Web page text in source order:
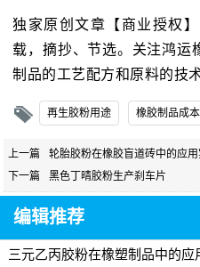
独家原创文章【商业授权
载，摘抄、节选。关注鸿运
制品的工艺配方和原料的技
再生胶粉用途 橡胶制品成本
上一篇
轮胎胶粉在橡胶盲道砖中的应用
下一篇
黑色丁晴胶粉生产刹车片
编辑推荐
三元乙丙胶粉在橡塑制品中的应